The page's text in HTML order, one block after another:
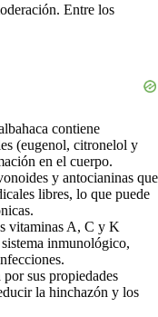
Entre los
contiene
(eugenol, citronelol y
en el cuerpo.
y antocianinas que
libres, lo que puede
vitaminas A, C y K
inmunológico,
sus propiedades
la hinchazón y los